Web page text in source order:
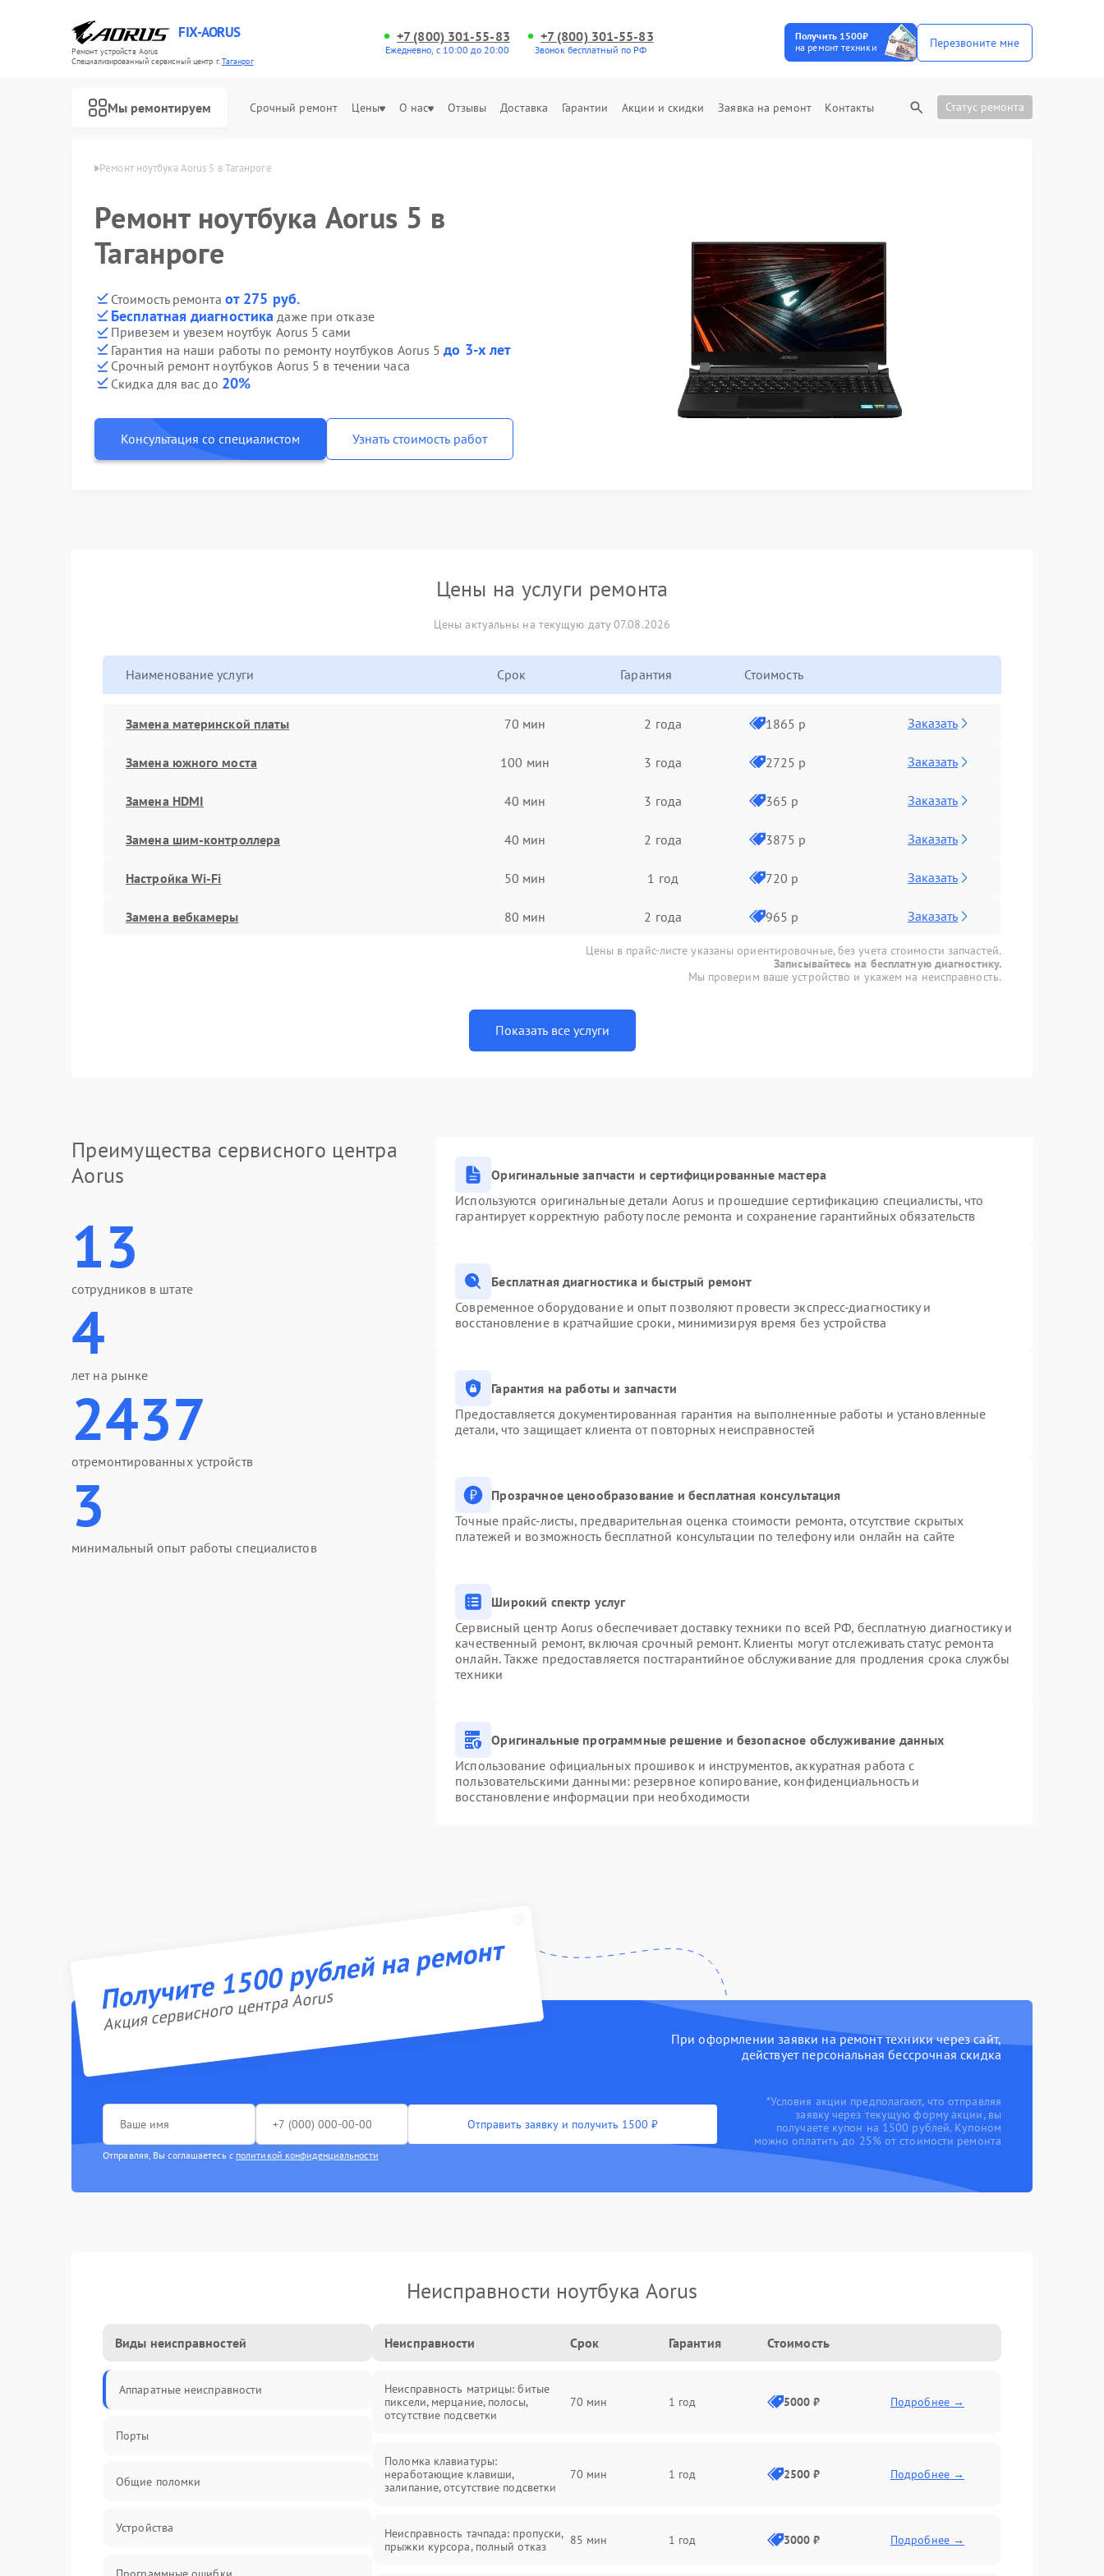
FIX-AORUS
Ремонт устройств Aorus
Специализированный cервисный центр г.Таганрог
+7 (800) 301-55-83
Ежедневно, с 10:00 до 20:00
+7 (800) 301-55-83
Звонок бесплатный по РФ
Получить 1500₽
на ремонт техники
Перезвоните мне
Мы ремонтируем Срочный ремонт Цены О нас Отзывы Доставка Гарантии Акции и скидки Заявка на ремонт Контакты Статус ремонта
Aorus в Таганроге Ремонт ноутбука Aorus 5 в Таганроге
Ремонт ноутбука Aorus 5 в
Таганроге
Стоимость ремонта от 275 руб.
Бесплатная диагностика даже при отказе
Привезем и увезем ноутбук Aorus 5 сами
Гарантия на наши работы по ремонту ноутбуков Aorus 5до 3-х лет
Срочный ремонт ноутбуков Aorus 5 в течении часа
Скидка для вас до 20%
Консультация со специалистом Узнать стоимость работ
Цены на услуги ремонта
Цены актуальны на текущую дату 07.08.2026
Наименование услуги Срок Гарантия Стоимость
Замена материнской платы 70 мин 2 года 1865 р Заказать
Замена южного моста 100 мин 3 года 2725 р Заказать
Замена HDMI 40 мин 3 года 365 р Заказать
Замена шим-контроллера 40 мин 2 года 3875 р Заказать
Настройка Wi-Fi 50 мин 1 год 720 р Заказать
Замена вебкамеры 80 мин 2 года 965 р Заказать
Цены в прайс-листе указаны ориентировочные, без учета стоимости запчастей.
Записывайтесь на бесплатную диагностику.
Мы проверим ваше устройство и укажем на неисправность.
Показать все услуги
Преимущества сервисного центра
Aorus
13
сотрудников в штате
4
лет на рынке
2437
отремонтированных устройств
3
минимальный опыт работы специалистов
Оригинальные запчасти и сертифицированные мастера
Используются оригинальные детали Aorus и прошедшие сертификацию специалисты, что
гарантирует корректную работу после ремонта и сохранение гарантийных обязательств
Бесплатная диагностика и быстрый ремонт
Современное оборудование и опыт позволяют провести экспресс-диагностику и
восстановление в кратчайшие сроки, минимизируя время без устройства
Гарантия на работы и запчасти
Предоставляется документированная гарантия на выполненные работы и установленные
детали, что защищает клиента от повторных неисправностей
Прозрачное ценообразование и бесплатная консультация
Точные прайс-листы, предварительная оценка стоимости ремонта, отсутствие скрытых
платежей и возможность бесплатной консультации по телефону или онлайн на сайте
Широкий спектр услуг
Сервисный центр Aorus обеспечивает доставку техники по всей РФ, бесплатную диагностику и
качественный ремонт, включая срочный ремонт. Клиенты могут отслеживать статус ремонта
онлайн. Также предоставляется постгарантийное обслуживание для продления срока службы
техники
Оригинальные программные решение и безопасное обслуживание данных
Использование официальных прошивок и инструментов, аккуратная работа с
пользовательскими данными: резервное копирование, конфиденциальность и
восстановление информации при необходимости
Получите 1500 рублей на ремонт
Акция сервисного центра Aorus
При оформлении заявки на ремонт техники через сайт,
действует персональная бессрочная скидка
Отправить заявку и получить 1500 ₽
Отправляя, Вы соглашаетесь с политикой конфиденциальности
*Условия акции предполагают, что отправляя
заявку через текущую форму акции, вы
получаете купон на 1500 рублей. Купоном
можно оплатить до 25% от стоимости ремонта
Неисправности ноутбука Aorus
Виды неисправностей
Аппаратные неисправности
Порты
Общие поломки
Устройства
Неисправности Срок Гарантия Стоимость
Неисправность матрицы: битые
пиксели, мерцание, полосы,
отсутствие подсветки
70 мин 1 год 5000 ₽ Подробнее →
Поломка клавиатуры:
неработающие клавиши,
залипание, отсутствие подсветки
70 мин 1 год 2500 ₽ Подробнее →
Неисправность тачпада: пропуски,
прыжки курсора, полный отказ
85 мин 1 год 3000 ₽ Подробнее →